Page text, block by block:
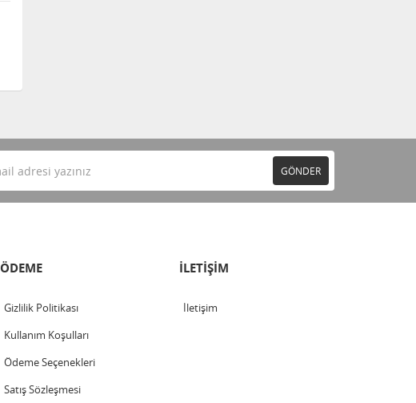
GÖNDER
ÖDEME
Gizlilik Politikası
Kullanım Koşulları
Ödeme Seçenekleri
Satış Sözleşmesi
İLETİŞİM
İletişim